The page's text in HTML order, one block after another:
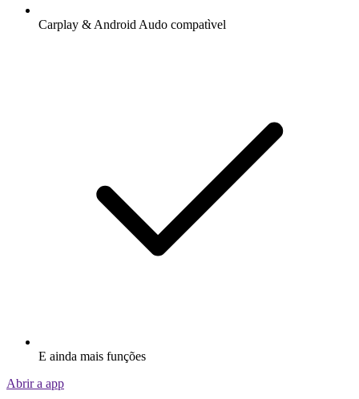
Carplay & Android Audo compatìvel
E ainda mais funções
Abrir a app